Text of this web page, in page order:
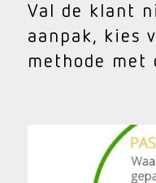
Val de klant
aanpak, kies
methode